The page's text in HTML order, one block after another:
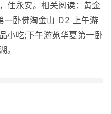
住永安。相关阅读：黄金
一卧佛淘金山 D2 上午游
小吃;下午游览华夏第一卧
。